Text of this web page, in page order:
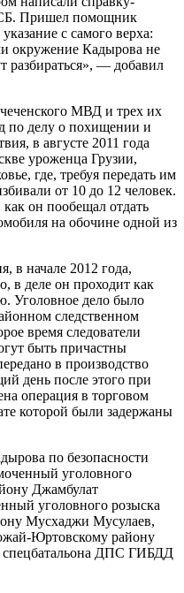
Пришел помощник
с самого верха:
окружение Кадырова не
разбираться», — добавил
МВД и трех их
по делу о похищении и
в августе 2011 года
уроженца Грузии,
где, требуя передать им
от 10 до 12 человек.
он пообещал отдать
на обочине одной из
в начале 2012 года,
в деле он проходит как
Уголовное дело было
следственном
время следователи
быть причастны
в производство
день после этого при
операция в торговом
которой были задержаны
по безопасности
уголовного
Джамбулат
уголовного розыска
Мусхаджи Мусулаев,
Юртовскому району
ДПС ГИБДД